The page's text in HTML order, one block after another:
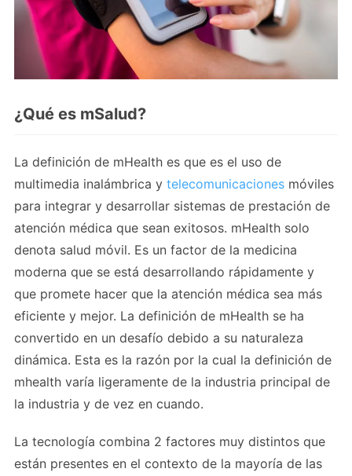
¿Qué es mSalud?
La definición de mHealth es que es el uso de
multimedia inalámbrica y telecomunicaciones móviles
para integrar y desarrollar sistemas de prestación de
atención médica que sean exitosos. mHealth solo
denota salud móvil. Es un factor de la medicina
moderna que se está desarrollando rápidamente y
que promete hacer que la atención médica sea más
eficiente y mejor. La definición de mHealth se ha
convertido en un desafío debido a su naturaleza
dinámica. Esta es la razón por la cual la definición de
mhealth varía ligeramente de la industria principal de
la industria y de vez en cuando.
La tecnología combina 2 factores muy distintos que
están presentes en el contexto de la mayoría de las